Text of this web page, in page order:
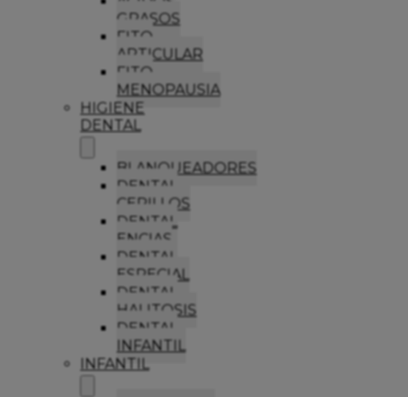
GRASOS
FITO
ARTICULAR
FITO
MENOPAUSIA
HIGIENE
DENTAL
BLANQUEADORES
DENTAL
CEPILLOS
DENTAL
ENCIAS
DENTAL
ESPECIAL
DENTAL
HALITOSIS
DENTAL
INFANTIL
INFANTIL